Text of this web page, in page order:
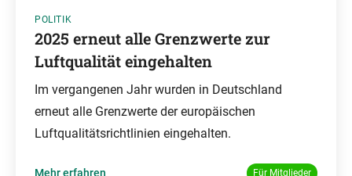
POLITIK
2025 erneut alle Grenzwerte zur
Luftqualität eingehalten
Im vergangenen Jahr wurden in Deutschland
erneut alle Grenzwerte der europäischen
Luftqualitätsrichtlinien eingehalten.
Mehr erfahren Für Mitglieder